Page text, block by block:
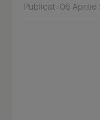
Publicat: 06 Aprilie